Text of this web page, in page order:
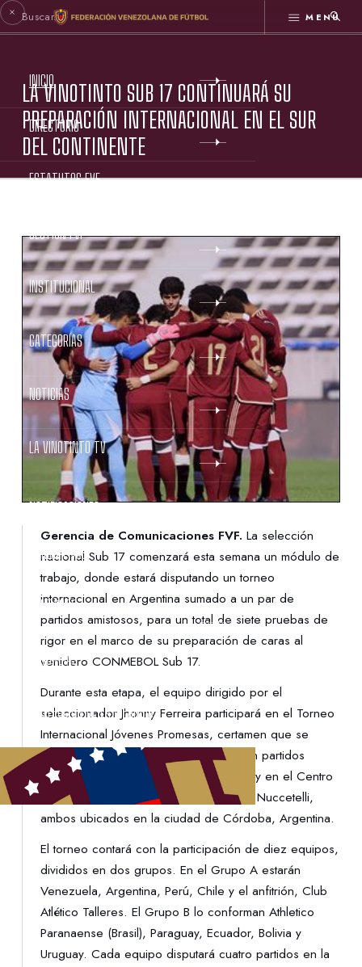
MENÚ
INICIO
DIRECTORIO
ESTATUTOS FVF
GESTIÓN FVF
INSTITUCIONAL
CATEGORÍAS
NOTICIAS
LA VINOTINTO TV
NOTIFICACIONES
NORMATIVAS
CONTACTO
DENUNCIAS
PROTECCIÓN DE LA INFANCIA
LA VINOTINTO SUB 17 CONTINUARÁ SU
PREPARACIÓN INTERNACIONAL EN EL SUR
DEL CONTINENTE
Gerencia de Comunicaciones FVF.La selección
nacional Sub 17 comenzará esta semana un módulo de
trabajo, donde estará disputando un torneo
internacional en Argentina sumado a un par de
partidos amistosos, para un total de siete pruebas de
rigor en el marco de su preparación de caras al
venidero CONMEBOL Sub 17.
Durante esta etapa, el equipo dirigido por el
seleccionador Jhonny Ferreira participará en el Torneo
Internacional Jóvenes Promesas, certamen que se
desarrollará del 9 al 14 de febrero, con partidos
programados en el Estadio La Boutique y en el Centro
de Alto Rendimiento Deportivo Amadeo Nuccetelli,
ambos ubicados en la ciudad de Córdoba, Argentina.
El torneo contará con la participación de diez equipos,
divididos en dos grupos. En el Grupo A estarán
Venezuela, Argentina, Perú, Chile y el anfitrión, Club
Atlético Talleres. El Grupo B lo conforman Athletico
Paranaense (Brasil), Paraguay, Ecuador, Bolivia y
Uruguay. Cada equipo disputará cuatro partidos en la